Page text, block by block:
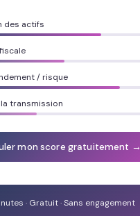
des actifs
/ risque
transmission
mon score gratuitement →
· Gratuit · Sans engagement